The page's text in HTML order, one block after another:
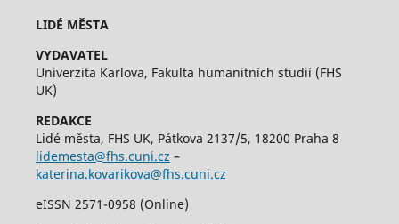
LIDÉ MĚSTA
VYDAVATEL
Univerzita Karlova, Fakulta humanitních studií (FHS
UK)
REDAKCE
Lidé města, FHS UK, Pátkova 2137/5, 18200 Praha 8
lidemesta@fhs.cuni.cz –
katerina.kovarikova@fhs.cuni.cz
eISSN 2571-0958 (Online)